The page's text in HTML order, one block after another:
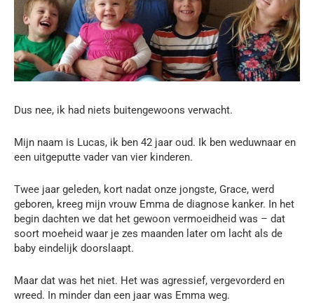
Dus nee, ik had niets buitengewoons verwacht.
Mijn naam is Lucas, ik ben 42 jaar oud. Ik ben weduwnaar en
een uitgeputte vader van vier kinderen.
Twee jaar geleden, kort nadat onze jongste, Grace, werd
geboren, kreeg mijn vrouw Emma de diagnose kanker. In het
begin dachten we dat het gewoon vermoeidheid was – dat
soort moeheid waar je zes maanden later om lacht als de
baby eindelijk doorslaapt.
Maar dat was het niet. Het was agressief, vergevorderd en
wreed. In minder dan een jaar was Emma weg.